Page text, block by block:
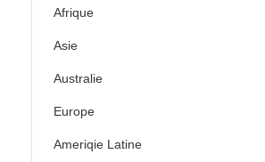
Afrique
Asie
Australie
Europe
Ameriqie Latine